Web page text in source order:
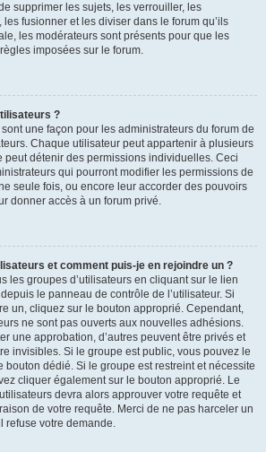
supprimer les sujets, les verrouiller, les
fusionner et les diviser dans le forum qu’ils
les modérateurs sont présents pour que les
imposées sur le forum.
?
une façon pour les administrateurs du forum de
Chaque utilisateur peut appartenir à plusieurs
peut détenir des permissions individuelles. Ceci
qui pourront modifier les permissions de
seule fois, ou encore leur accorder des pouvoirs
donner accès à un forum privé.
et comment puis-je en rejoindre un ?
les groupes d’utilisateurs en cliquant sur le lien
le panneau de contrôle de l’utilisateur. Si
un, cliquez sur le bouton approprié. Cependant,
ne sont pas ouverts aux nouvelles adhésions.
une approbation, d’autres peuvent être privés et
invisibles. Si le groupe est public, vous pouvez le
bouton dédié. Si le groupe est restreint et nécessite
cliquer également sur le bouton approprié. Le
devra alors approuver votre requête et
de votre requête. Merci de ne pas harceler un
refuse votre demande.